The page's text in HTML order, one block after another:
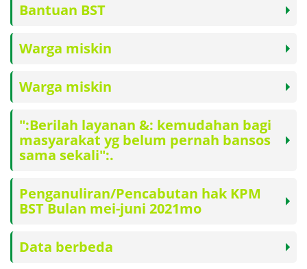
Bantuan BST
Warga miskin
Warga miskin
":Berilah layanan &: kemudahan bagi
masyarakat yg belum pernah bansos
sama sekali":.
Penganuliran/Pencabutan hak KPM
BST Bulan mei-juni 2021mo
Data berbeda